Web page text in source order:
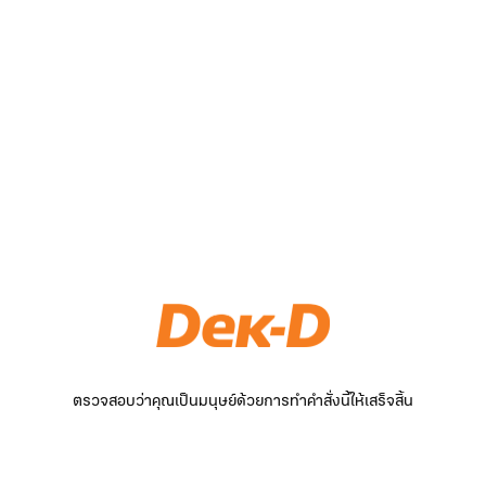
ตรวจสอบว่าคุณเป็นมนุษย์ด้วยการทำคำสั่งนี้ให้เสร็จสิ้น